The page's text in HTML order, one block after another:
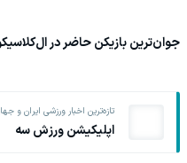
جوان‌ترین بازیکن حاضر در
تازه‌ترین اخبار ورزشی ایران و
اپلیکیشن ورزش سه